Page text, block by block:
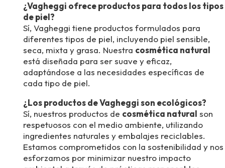
¿Vagheggi ofrece productos para todos los tipos
de piel?
Sí, Vagheggi tiene productos formulados para
diferentes tipos de piel, incluyendo piel sensible,
seca, mixta y grasa. Nuestra cosmética natural
está diseñada para ser suave y eficaz,
adaptándose a las necesidades específicas de
cada tipo de piel.
¿Los productos de Vagheggi son ecológicos?
Sí, nuestros productos de cosmética natural son
respetuosos con el medio ambiente, utilizando
ingredientes naturales y embalajes reciclables.
Estamos comprometidos con la sostenibilidad y nos
esforzamos por minimizar nuestro impacto